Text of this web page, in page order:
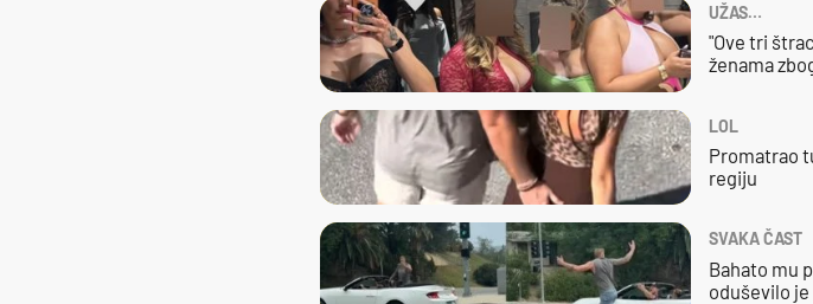
UŽAS…
"Ove tri
ženama
LOL
Promatrao
regiju
SVAKA ČAST
Bahato mu
oduševilo